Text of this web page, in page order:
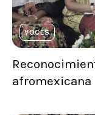
VOCES
afromexicana